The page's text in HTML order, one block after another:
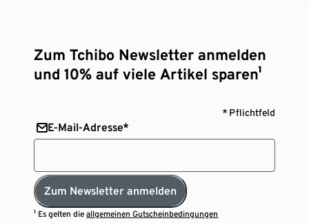
Zum Tchibo Newsletter anmelden
und 10% auf viele Artikel sparen¹
* Pflichtfeld
E-Mail-Adresse*
Zum Newsletter anmelden
¹ Es gelten dieallgemeinen Gutscheinbedingungen